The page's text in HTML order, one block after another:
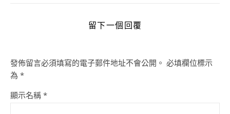
留下一個回覆
發佈留言必須填寫的電子郵件地址不會公開。 必填欄位標示
為 *
顯示名稱 *